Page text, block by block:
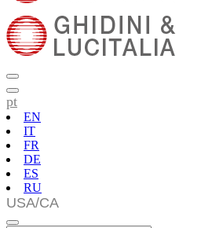
pt
EN
IT
FR
DE
ES
RU